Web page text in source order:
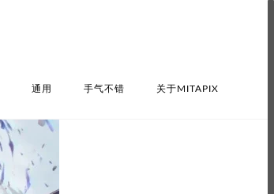
通用 手气不错 关于MITAPIX